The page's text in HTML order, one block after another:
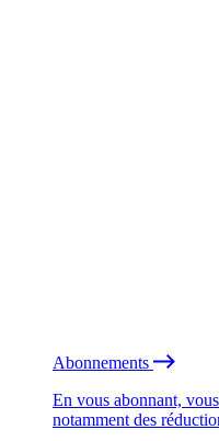
Abonnements
En vous abonnant,
notamment des